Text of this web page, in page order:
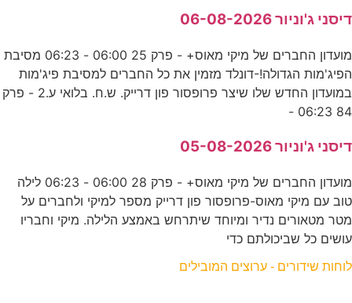
דיסני ג'וניור 06-08-2026
מועדון החברים של מיקי מאוס+ - פרק 25 06:00 - 06:23 מסיבת
הפיג'מות הגדולה!-דונלד מזמין את כל החברים למסיבת פיג'מות
במועדון החדש שלו שיצר פרופסור פון דרייק. ש.ח. בלואי ע.2 - פרק
84 06:23 -
דיסני ג'וניור 05-08-2026
מועדון החברים של מיקי מאוס+ - פרק 28 06:00 - 06:23 לילה
טוב עם מיקי מאוס-פרופסור פון דרייק מספר למיקי ולחברים על
מטר מטאורים נדיר ומיוחד שיתרחש באמצע הלילה. מיקי וחבריו
עושים כל שביכולתם כדי
לוחות שידורים - ערוצים המובילים